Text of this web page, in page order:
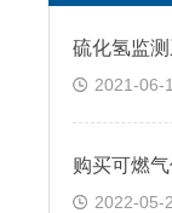
硫化氢监
2021-06-
购买可燃
2022-05-